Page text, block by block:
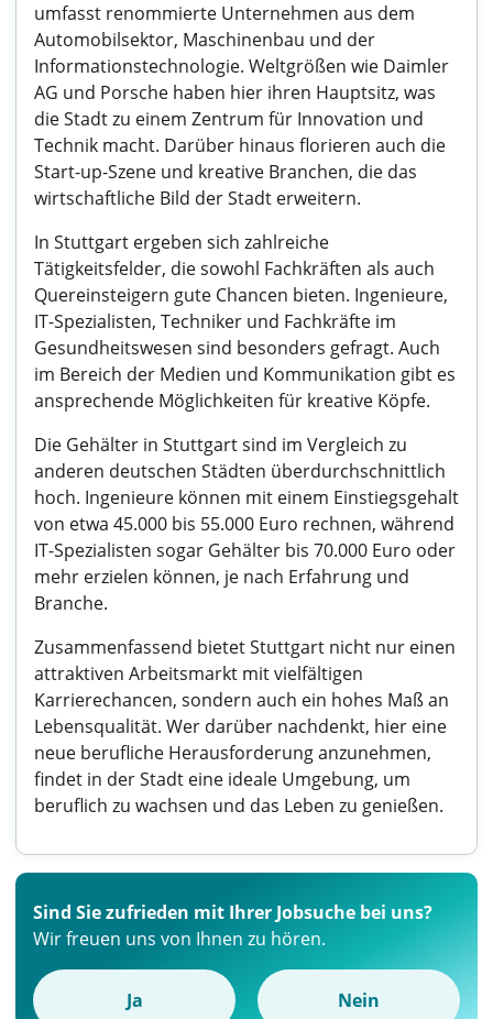
umfasst renommierte Unternehmen aus dem
Automobilsektor, Maschinenbau und der
Informationstechnologie. Weltgrößen wie Daimler
AG und Porsche haben hier ihren Hauptsitz, was
die Stadt zu einem Zentrum für Innovation und
Technik macht. Darüber hinaus florieren auch die
Start-up-Szene und kreative Branchen, die das
wirtschaftliche Bild der Stadt erweitern.
In Stuttgart ergeben sich zahlreiche
Tätigkeitsfelder, die sowohl Fachkräften als auch
Quereinsteigern gute Chancen bieten. Ingenieure,
IT-Spezialisten, Techniker und Fachkräfte im
Gesundheitswesen sind besonders gefragt. Auch
im Bereich der Medien und Kommunikation gibt es
ansprechende Möglichkeiten für kreative Köpfe.
Die Gehälter in Stuttgart sind im Vergleich zu
anderen deutschen Städten überdurchschnittlich
hoch. Ingenieure können mit einem Einstiegsgehalt
von etwa 45.000 bis 55.000 Euro rechnen, während
IT-Spezialisten sogar Gehälter bis 70.000 Euro oder
mehr erzielen können, je nach Erfahrung und
Branche.
Zusammenfassend bietet Stuttgart nicht nur einen
attraktiven Arbeitsmarkt mit vielfältigen
Karrierechancen, sondern auch ein hohes Maß an
Lebensqualität. Wer darüber nachdenkt, hier eine
neue berufliche Herausforderung anzunehmen,
findet in der Stadt eine ideale Umgebung, um
beruflich zu wachsen und das Leben zu genießen.
Sind Sie zufrieden mit Ihrer Jobsuche bei uns?
Wir freuen uns von Ihnen zu hören.
Ja Nein